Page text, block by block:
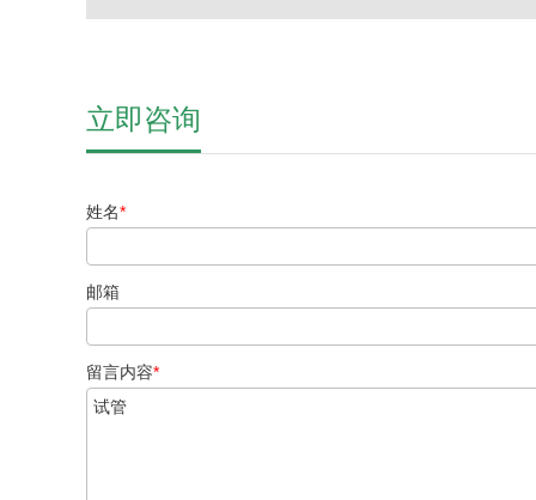
立即咨询
姓名*
邮箱
留言内容*